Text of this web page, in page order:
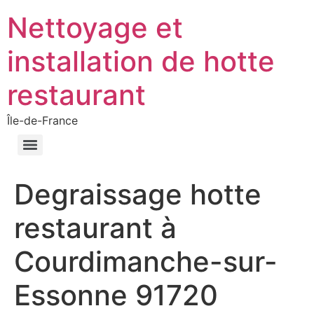
Nettoyage et
installation de hotte
restaurant
Île-de-France
Degraissage hotte
restaurant à
Courdimanche-sur-
Essonne 91720